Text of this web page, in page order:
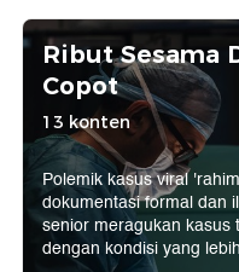
Ribut Sesama
Copot
13 konten
Polemik kasus viral
dokumentasi formal dan
senior meragukan
dengan kondisi yang